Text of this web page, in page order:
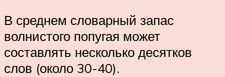
В среднем словарный запас
волнистого попугая может
составлять несколько десятков
слов (около 30-40).